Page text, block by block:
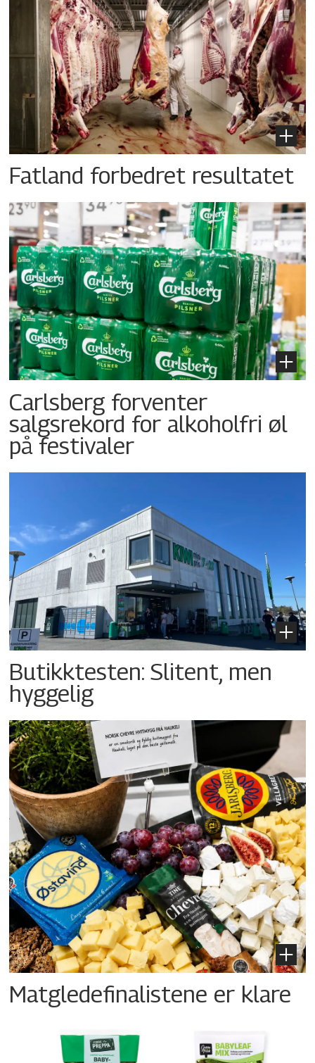
Fatland forbedret resultatet
Carlsberg forventer
salgsrekord for alkoholfri øl
på festivaler
Butikktesten: Slitent, men
hyggelig
Matgledefinalistene er klare